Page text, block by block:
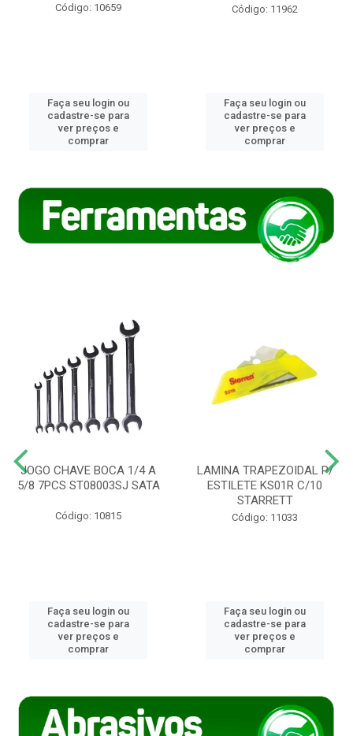
Código: 10659
Faça seu login ou
cadastre-se para
ver preços e
comprar
Código: 11962
Faça seu login ou
cadastre-se para
ver preços e
comprar
JOGO CHAVE BOCA 1/4 A
5/8 7PCS ST08003SJ SATA
Código: 10815
Faça seu login ou
cadastre-se para
ver preços e
comprar
LAMINA TRAPEZOIDAL P/
ESTILETE KS01R C/10
STARRETT
Código: 11033
Faça seu login ou
cadastre-se para
ver preços e
comprar